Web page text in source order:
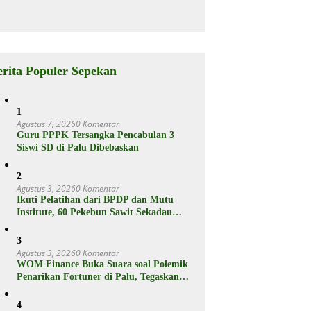
Populer Sepekan
1
Agustus 7, 20260 Komentar
Guru PPPK Tersangka Pencabulan 3
Siswi SD di Palu Dibebaskan
2
Agustus 3, 20260 Komentar
Ikuti Pelatihan dari BPDP dan Mutu
Institute, 60 Pekebun Sawit Sekadau
Berkelanjutan
3
Agustus 3, 20260 Komentar
WOM Finance Buka Suara soal Polemik
Penarikan Fortuner di Palu, Tegaskan
4